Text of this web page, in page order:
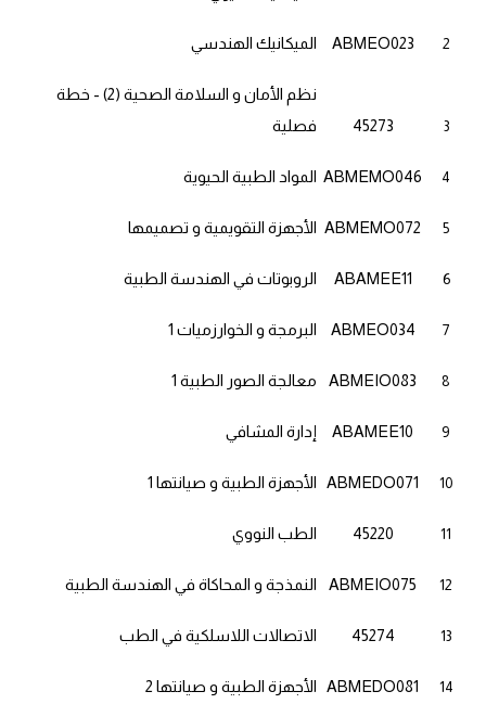
2
ABMEO023 الميكانيك الهندسي
3
45273
نظم الأمان و السلامة الصحية (2) - خطة
فصلية
4
ABMEMO046 المواد الطبية الحيوية
5
ABMEMO072 الأجهزة التقويمية و تصميمها
6
ABAMEE11 الروبوتات في الهندسة الطبية
7
ABMEO034 البرمجة و الخوارزميات 1
8
ABMEIO083 معالجة الصور الطبية 1
9
ABAMEE10 إدارة المشافي
10
ABMEDO071 الأجهزة الطبية و صيانتها 1
11
45220 الطب النووي
12
ABMEIO075 النمذجة و المحاكاة في الهندسة الطبية
13
45274 الاتصالات اللاسلكية في الطب
14
ABMEDO081 الأجهزة الطبية و صيانتها 2